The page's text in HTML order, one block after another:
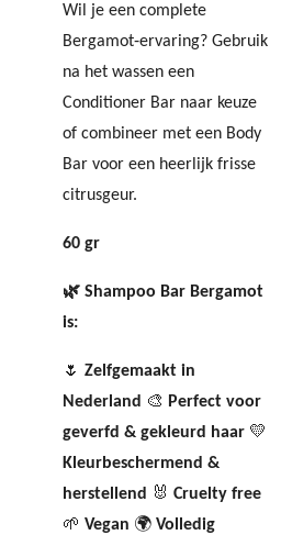
Wil je een complete
Bergamot‑ervaring? Gebruik
na het wassen een
Conditioner Bar naar keuze
of combineer met een Body
Bar voor een heerlijk frisse
citrusgeur.
60 gr
🌿 Shampoo Bar Bergamot
is:
🌷 Zelfgemaakt in
Nederland 🎨 Perfect voor
geverfd & gekleurd haar 💛
Kleurbeschermend &
herstellend
🐰 Cruelty free
🌱 Vegan 🌍 Volledig